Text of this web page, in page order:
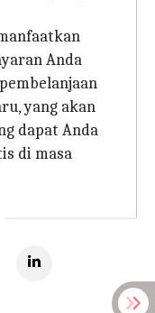
Anda
yang akan
dapat Anda
di masa